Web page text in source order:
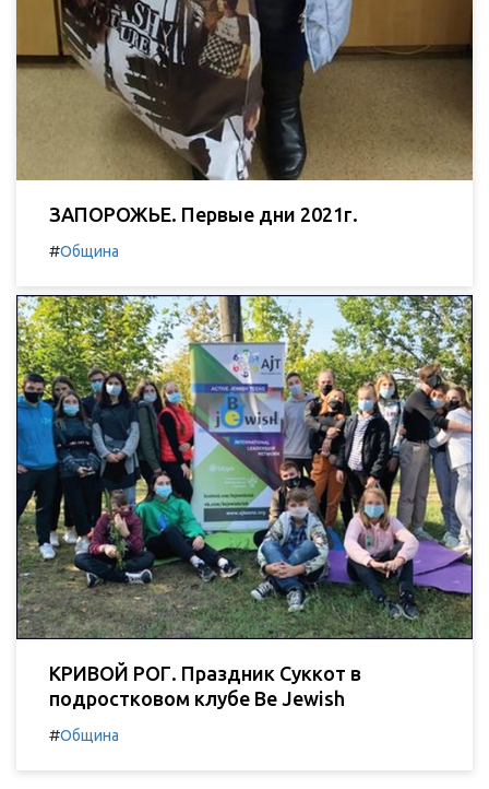
ЗАПОРОЖЬЕ. Первые дни 2021г.
#Община
КРИВОЙ РОГ. Праздник Суккот в
подростковом клубе Be Jewish
#Община